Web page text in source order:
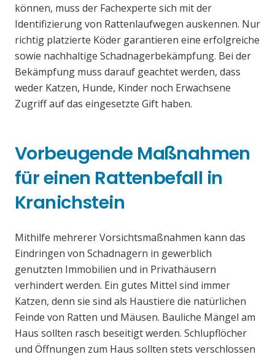
können, muss der Fachexperte sich mit der
Identifizierung von Rattenlaufwegen auskennen. Nur
richtig platzierte Köder garantieren eine erfolgreiche
sowie nachhaltige Schadnagerbekämpfung. Bei der
Bekämpfung muss darauf geachtet werden, dass
weder Katzen, Hunde, Kinder noch Erwachsene
Zugriff auf das eingesetzte Gift haben.
Vorbeugende Maßnahmen
für einen Rattenbefall in
Kranichstein
Mithilfe mehrerer Vorsichtsmaßnahmen kann das
Eindringen von Schadnagern in gewerblich
genutzten Immobilien und in Privathäusern
verhindert werden. Ein gutes Mittel sind immer
Katzen, denn sie sind als Haustiere die natürlichen
Feinde von Ratten und Mäusen. Bauliche Mängel am
Haus sollten rasch beseitigt werden. Schlupflöcher
und Öffnungen zum Haus sollten stets verschlossen